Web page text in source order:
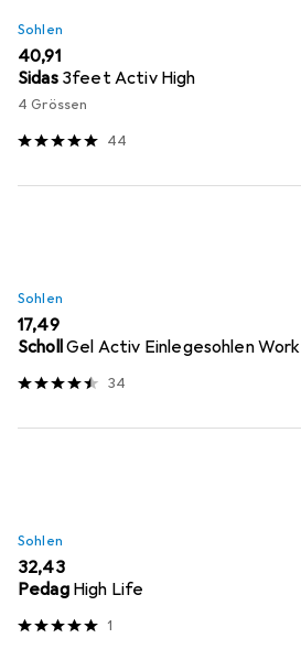
Sohlen
EUR
40,91
Sidas 3feet Activ High
4 Grössen
44
Sohlen
EUR
17,49
SchollGel Activ Einlegesohlen Work
34
Sohlen
EUR
32,43
Pedag High Life
1